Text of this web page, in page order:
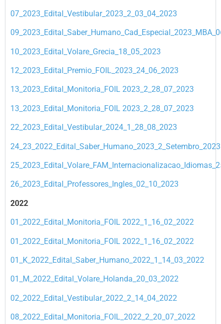
07_2023_Edital_Vestibular_2023_2_03_04_2023
10_2023_Edital_Volare_Grecia_18_05_2023
12_2023_Edital_Premio_FOIL_2023_24_06_2023
13_2023_Edital_Monitoria_FOIL 2023_2_28_07_2023
13_2023_Edital_Monitoria_FOIL 2023_2_28_07_2023
22_2023_Edital_Vestibular_2024_1_28_08_2023
24_23_2022_Edital_Saber_Humano_2023_2_Setembro_2023
26_2023_Edital_Professores_Ingles_02_10_2023
2022
01_2022_Edital_Monitoria_FOIL 2022_1_16_02_2022
01_2022_Edital_Monitoria_FOIL 2022_1_16_02_2022
01_K_2022_Edital_Saber_Humano_2022_1_14_03_2022
01_M_2022_Edital_Volare_Holanda_20_03_2022
02_2022_Edital_Vestibular_2022_2_14_04_2022
08_2022_Edital_Monitoria_FOIL_2022_2_20_07_2022